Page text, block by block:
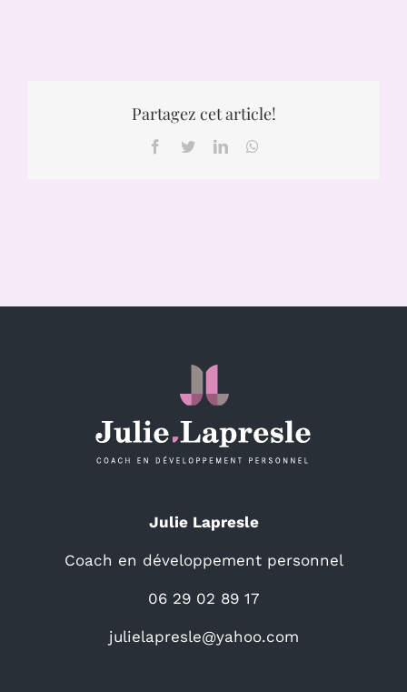
Partagez cet article!
Facebook
TwitterLinkedIn
Julie Lapresle
Coach en développement personnel
06 29 02 89 17
julielapresle@yahoo.com